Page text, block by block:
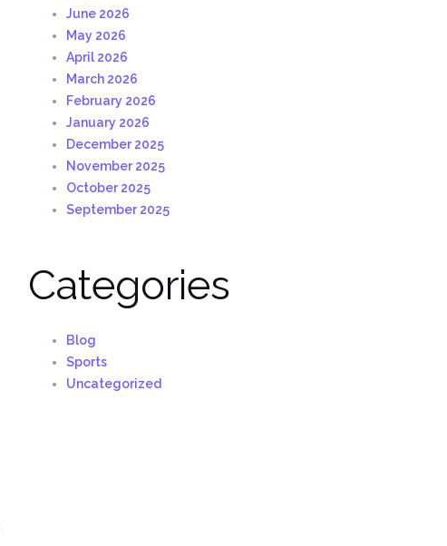
June 2026
May 2026
April 2026
March 2026
February 2026
January 2026
December 2025
November 2025
October 2025
September 2025
Categories
Blog
Sports
Uncategorized